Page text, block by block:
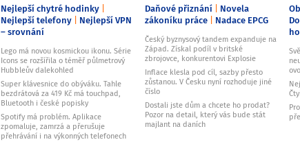
Nejlepší chytré hodinky
Nejlepší telefony Nejlepší VPN
– srovnání
Lego má novou kosmickou ikonu. Série
Icons se rozšířila o téměř půlmetrový
Hubbleův dalekohled
Super klávesnice do obýváku. Tahle
bezdrátová za 419 Kč má touchpad,
Bluetooth i české popisky
Spotify má problém. Aplikace
zpomaluje, zamrzá a přerušuje
přehrávání i na výkonných telefonech
Daňové přiznání Novela
zákoníku práce Nadace EPCG
Český byznysový tandem expanduje na
Západ. Získal podíl v britské
zbrojovce, konkurentovi Explosie
Inflace klesla pod cíl, sazby přesto
zůstanou. V Česku nyní rozhoduje jiné
číslo
Dostali jste dům a chcete ho prodat?
Pozor na detail, který vás bude stát
majlant na daních